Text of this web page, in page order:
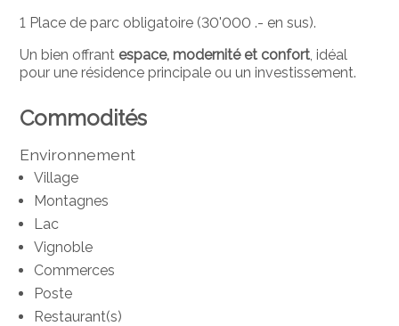
1 Place de parc obligatoire (30'000 .- en sus).
Un bien offrant espace, modernité et confort , idéal
pour une résidence principale ou un investissement.
Commodités
Environnement
Village
Montagnes
Lac
Vignoble
Commerces
Poste
Restaurant(s)